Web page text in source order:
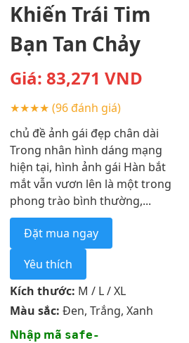
Khiến Trái Tim
Bạn Tan Chảy
Giá: 83,271 VND
★★★★ (96 đánh giá)
chủ đề ảnh gái đẹp chân dài
Trong nhân hình dáng mạng
hiện tại, hình ảnh gái Hàn bắt
mắt vẫn vươn lên là một trong
phong trào bình thường,...
Đặt mua ngay
Yêu thích
Kích thước: M / L / XL
Màu sắc: Đen, Trắng, Xanh
Nhập mã safe-